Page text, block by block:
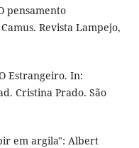
pensamento
Revista Lampejo,
Estrangeiro. In:
Cristina Prado. São
em argila": Albert